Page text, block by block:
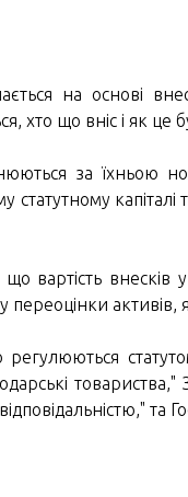
на основі
хто що вніс і як це
за їхньою
вартість внесків у
переоцінки
регулюються
товариства,"
та